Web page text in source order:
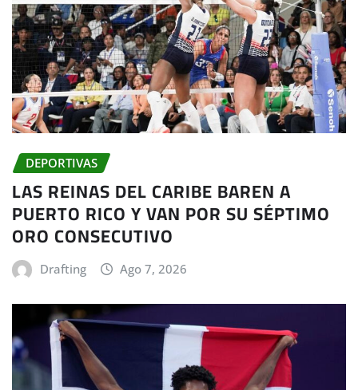
DEPORTIVAS
LAS REINAS DEL CARIBE BAREN A
PUERTO RICO Y VAN POR SU SÉPTIMO
ORO CONSECUTIVO
Drafting Ago 7, 2026